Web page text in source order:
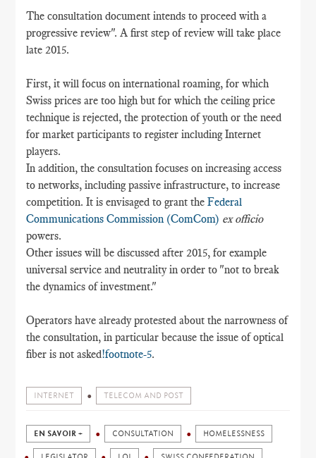
The consultation document intends to proceed with a
progressive review". A first step of review will take place
late 2015.
First, it will focus on international roaming, for which
Swiss prices are too high but for which the ceiling price
technique is rejected, the protection of youth or the need
for market participants to register including Internet
players.
In addition, the consultation focuses on increasing access
to networks, including passive infrastructure, to increase
competition. It is envisaged to grant the Federal
Communications Commission (ComCom) ex officio
powers.
Other issues will be discussed after 2015, for example
universal service and neutrality in order to "not to break
the dynamics of investment."
Operators have already protested about the narrowness of
the consultation, in particular because the issue of optical
fiber is not asked!footnote-5.
INTERNET TELECOM AND POST
EN SAVOIR + CONSULTATION HOMELESSNESS